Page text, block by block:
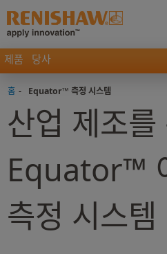
제품 당사
홈 - Equator™ 측정 시스템
산업 제조를
Equator™
측정 시스템